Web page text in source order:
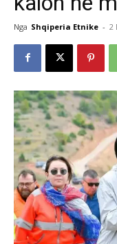
Nga Shqiperia Etnike - 2